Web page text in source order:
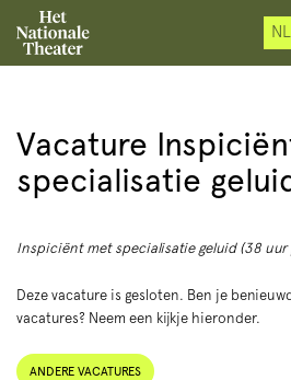
NL
Vacature
specialisatie
Inspiciënt met specialisatie geluid (38 uur
Deze vacature is gesloten. Ben je
vacatures? Neem een kijkje hieronder.
ANDERE VACATURES